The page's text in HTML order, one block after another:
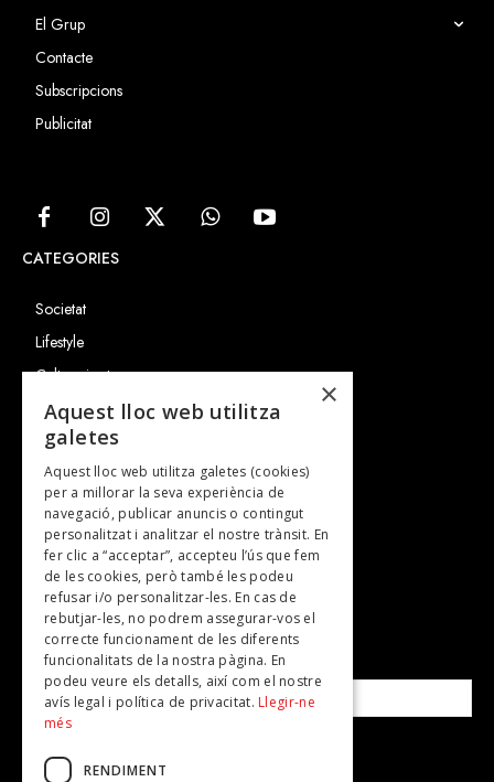
El Grup
Contacte
Subscripcions
Publicitat
CATEGORIES
Societat
Lifestyle
Cultura i art
Entrevistes
Gastronomia
TV
Plans per fer
Revistes
SUBSCRIU-TE A LA NOSTRA NEWSLETTER!
Correu electrònic*
Accepto lapolítica de privacitat
×
Aquest lloc web utilitza
galetes
Aquest lloc web utilitza galetes (cookies)
per a millorar la seva experiència de
navegació, publicar anuncis o contingut
personalitzat i analitzar el nostre trànsit. En
fer clic a “acceptar”, accepteu l’ús que fem
de les cookies, però també les podeu
refusar i/o personalitzar-les. En cas de
rebutjar-les, no podrem assegurar-vos el
correcte funcionament de les diferents
funcionalitats de la nostra pàgina. En
podeu veure els detalls, així com el nostre
avís legal i política de privacitat. Llegir-ne
més
RENDIMENT